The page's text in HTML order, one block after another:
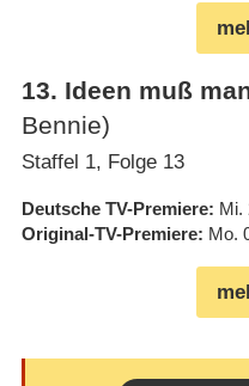
13. Ideen muß
Bennie)
Staffel 1, Folge 13
Deutsche TV-Premiere Mi.
Original-TV-Premiere Mo.